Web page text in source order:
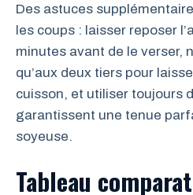
Des astuces
les coups : laisser reposer
minutes avant de le verser,
qu’aux deux tiers pour
cuisson, et utiliser toujours
garantissent une tenue
soyeuse.
Tableau